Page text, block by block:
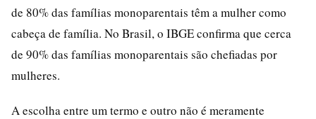
de 80% das famílias monoparentais têm a mulher como
cabeça de família. No Brasil, o IBGE confirma que cerca
de 90% das famílias monoparentais são chefiadas por
mulheres.
A escolha entre um termo e outro não é meramente